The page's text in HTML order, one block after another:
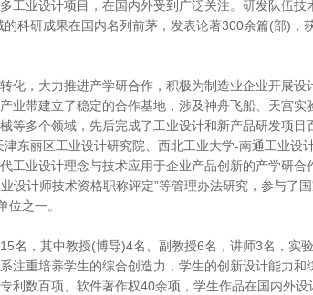
工业设计项目，在国内外受到广泛关注。研发队伍技
科研成果在国内名列前茅，发表论著300余篇(部)，
，大力推进产学研合作，积极为制造业企业开展设
业带建立了稳定的合作基地，涉及神舟飞船、天宫实
等多个领域，先后完成了工业设计和新产品研发项目
东丽区工业设计研究院、西北工业大学-南通工业设
工业设计理念与技术应用于企业产品创新的产学研合
设计师技术资格职称评定”等管理办法研究，参与了
位之一。
，其中教授(博导)4名、副教授6名，讲师3名，实
注重培养学生的综合创造力，学生的创新设计能力和
利数百项、软件著作权40余项，学生作品在国内外